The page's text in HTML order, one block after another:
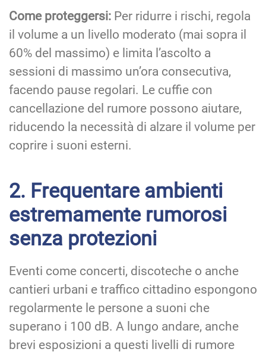
Come proteggersi: Per ridurre i rischi, regola
il volume a un livello moderato (mai sopra il
60% del massimo) e limita l’ascolto a
sessioni di massimo un’ora consecutiva,
facendo pause regolari. Le cuffie con
cancellazione del rumore possono aiutare,
riducendo la necessità di alzare il volume per
coprire i suoni esterni.
2. Frequentare ambienti
estremamente rumorosi
senza protezioni
Eventi come concerti, discoteche o anche
cantieri urbani e traffico cittadino espongono
regolarmente le persone a suoni che
superano i 100 dB. A lungo andare, anche
brevi esposizioni a questi livelli di rumore